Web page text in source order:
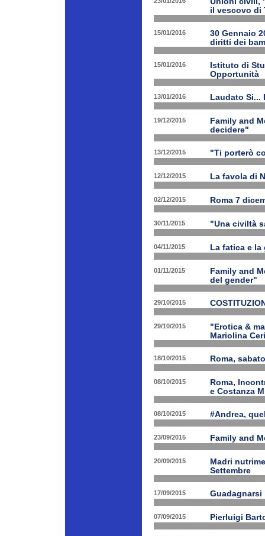
il vescovo di
15/01/2016
30 Gennaio
diritti dei
15/01/2016
Istituto di
Opportunità
13/01/2016 Laudato Si...
19/12/2015
Family and
decidere"
13/12/2015 "Ti porterò
12/12/2015 La favola di
02/12/2015 Roma 7
30/11/2015 "Una civiltà
04/11/2015 La fatica e
01/11/2015
Family and
del gender"
29/10/2015
29/10/2015
"Erotica &
Mariolina
18/10/2015 Roma,
08/10/2015
Roma,
e Costanza
08/10/2015 #Andrea,
23/09/2015 Family and
20/09/2015
Madri
Settembre
17/09/2015
07/09/2015 Pierluigi